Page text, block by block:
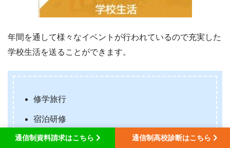
年間を通して様々なイベントが行われているので充実した
学校生活を送ることができます。
修学旅行
宿泊研修
球技大会
通信制資料請求はこちら 通信制高校診断はこちら